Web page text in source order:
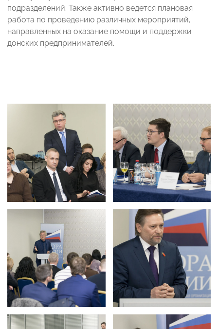
подразделений. Также активно ведется плановая
работа по проведению различных мероприятий,
направленных на оказание помощи и поддержки
донских предпринимателей.